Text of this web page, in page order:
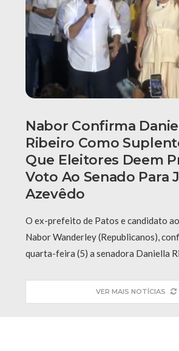
Nabor Confirma
Ribeiro Como
Que Eleitores Deem
Voto Ao Senado Para
Azevêdo
O ex-prefeito de Patos e candidato
Nabor Wanderley (Republicanos),
quarta-feira (5) a senadora Daniella
VER MAIS NOTÍCIAS